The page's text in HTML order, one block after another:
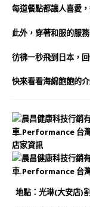
每道餐點都讓人喜愛
此外，穿著和服的服
彷彿一秒飛到日本，
快來看看海綿飽飽的
店家資訊
地點：光琳(大安店)